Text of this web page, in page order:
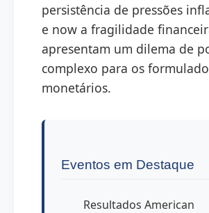
persistência de pressões
e now a fragilidade
apresentam um dilema de
complexo para os
monetários.
Eventos em Destaque
Resultados American